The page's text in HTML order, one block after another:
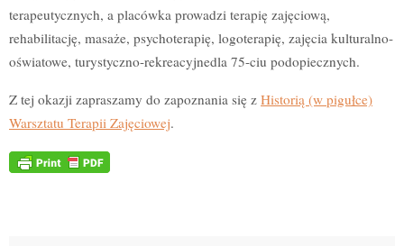
terapeutycznych, a placówka prowadzi terapię zajęciową,
rehabilitację, masaże, psychoterapię, logoterapię, zajęcia kulturalno-
oświatowe, turystyczno-rekreacyjnedla 75-ciu podopiecznych.
Z tej okazji zapraszamy do zapoznania się z Historią (w pigułce)
Warsztatu Terapii Zajęciowej.